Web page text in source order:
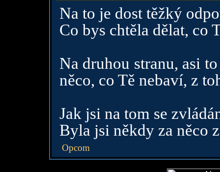
Na to je dost těžký
Co bys chtěla dělat, co
Na druhou stranu, asi
něco, co Tě nebaví, z
Jak jsi na tom se
Byla jsi někdy za něco
Opcom